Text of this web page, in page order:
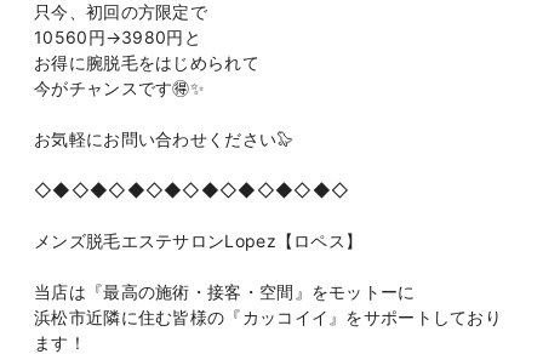
只今、初回の方限定で
10560円→3980円と
お得に腕脱毛をはじめられて
今がチャンスです🉐✨
お気軽にお問い合わせください🦭
◇◆◇◆◇◆◇◆◇◆◇◆◇◆◇◆◇
メンズ脱毛エステサロンLopez【ロペス】
当店は『最高の施術・接客・空間』をモットーに
浜松市近隣に住む皆様の『カッコイイ』をサポートしており
ます！